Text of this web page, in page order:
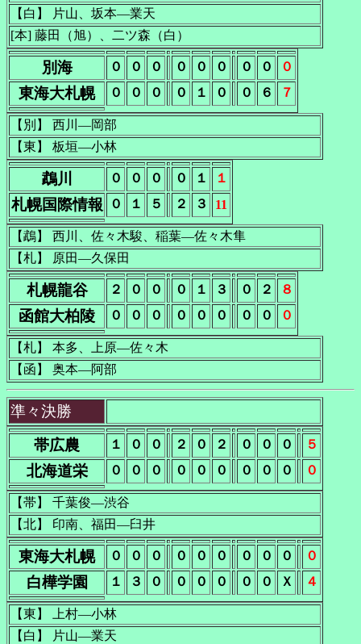
【白】 片山、坂本―業天
[本] 藤田（旭）、二ツ森（白）
別海 ０ ０ ０ ０ ０ ０ ０ ０ ０
東海大札幌 ０ ０ ０ ０ １ ０ ０ ６ ７
【別】 西川―岡部
【東】 板垣―小林
鵡川 ０ ０ ０ ０ １ １
札幌国際情報 ０ １ ５ ２ ３ 11
【鵡】 西川、佐々木駿、稲葉―佐々木隼
【札】 原田―久保田
札幌龍谷 ２ ０ ０ ０ １ ３ ０ ２ ８
函館大柏陵 ０ ０ ０ ０ ０ ０ ０ ０ ０
【札】 本多、上原―佐々木
【函】 奥本―阿部
準々決勝
帯広農
１ ０ ０ ２ ０ ２ ０ ０ ０ ５
北海道栄 ０ ０ ０ ０ ０ ０ ０ ０ ０ ０
【帯】 千葉俊―渋谷
【北】 印南、福田―臼井
東海大札幌 ０ ０ ０ ０ ０ ０ ０ ０ ０ ０
白樺学園 １ ３ ０ ０ ０ ０ ０ ０ Ｘ ４
【東】 上村―小林
【白】 片山―業天